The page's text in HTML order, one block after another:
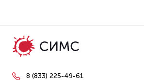
8 (833) 225-49-61